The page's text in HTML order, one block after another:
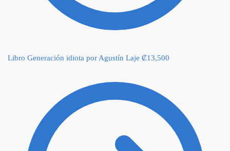
Libro Generación idiota por Agustín Laje ₡13,500